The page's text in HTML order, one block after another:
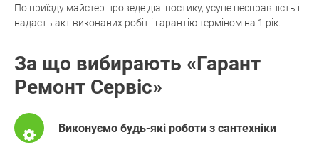
По приїзду майстер проведе діагностику, усуне несправність і
надасть акт виконаних робіт і гарантію терміном на 1 рік.
За що вибирають «Гарант
Ремонт Сервіс»
Виконуємо будь-які роботи з сантехніки